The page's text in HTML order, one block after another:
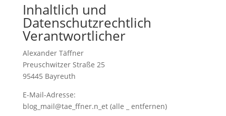
Inhaltlich und
Datenschutzrechtlich
Verantwortlicher
Alexander Täffner
Preuschwitzer Straße 25
95445 Bayreuth
E-Mail-Adresse:
blog_mail@tae_ffner.n_et (alle _ entfernen)